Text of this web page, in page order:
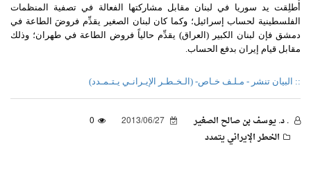
أُطلِقت يد سوريا في لبنان مقابل مشاركتها الفعالة في تصفية المنظمات
الفلسطينية لحساب إسرائيل؛ وكما كان لبنان الصغير يقدِّم فروضَ الطاعة في
دمشق فإن لبنان الكبير (العراق) يقدِّم حالياً فروض الطاعة في طهران؛ وذلك
مقابل قيام إيران بدفع الحساب.
:: البيان تنشر - مـلـف خـاص- (الـخـطـر الإيـرانـي يـتـمـدد)
. د. يوسف بن صالح الصغير
0
الخطر الإيراني يتمدد